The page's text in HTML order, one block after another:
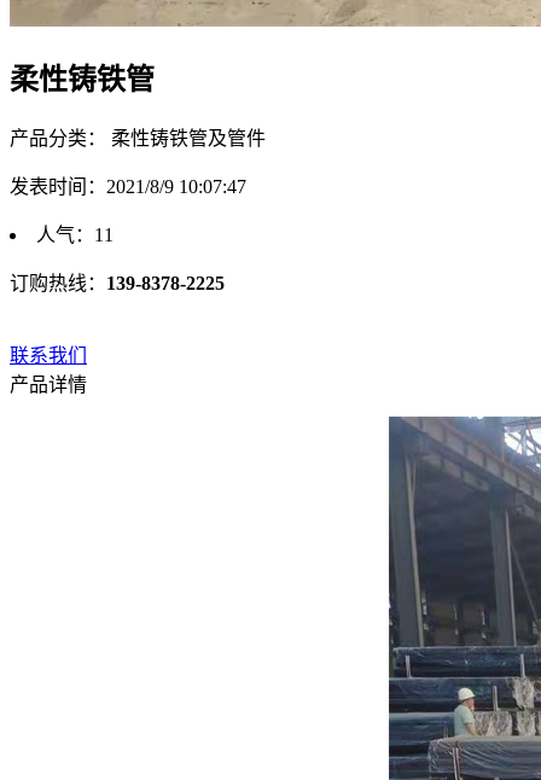
柔性铸铁管
产品分类： 柔性铸铁管及管件
发表时间：2021/8/9 10:07:47
人气： 11
订购热线： 139-8378-2225
联系我们
产品详情